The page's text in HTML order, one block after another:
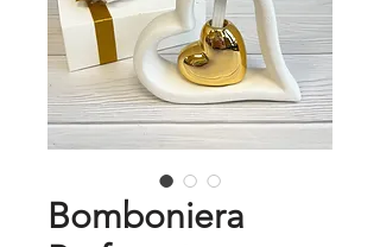
Bomboniera